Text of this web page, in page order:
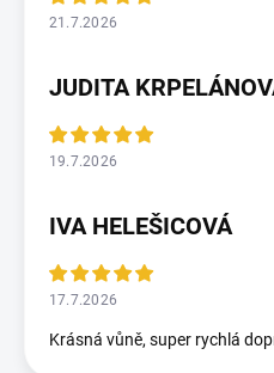
21.7.2026
JUDITA
19.7.2026
IVA HELEŠICOVÁ
17.7.2026
Krásná vůně, super rychlá